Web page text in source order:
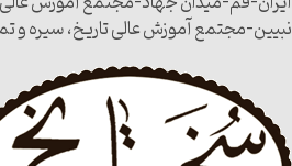
نبیین-مجتمع آموزش عالی تاریخ، سیره و